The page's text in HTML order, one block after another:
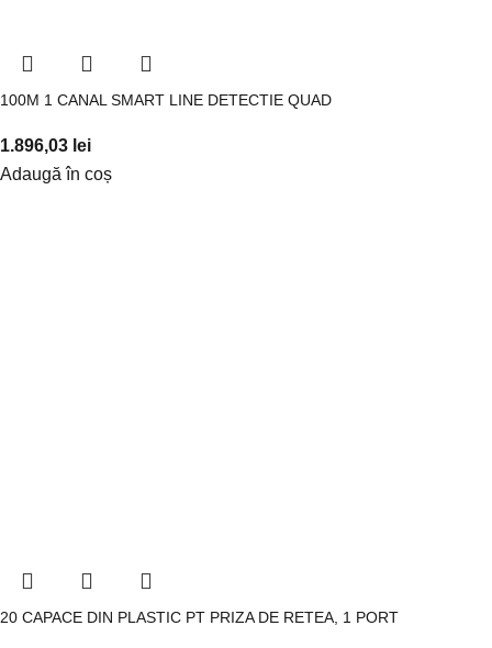
100M 1 CANAL SMART LINE DETECTIE QUAD
1.896,03 lei
Adaugă în coș
20 CAPACE DIN PLASTIC PT PRIZA DE RETEA, 1 PORT